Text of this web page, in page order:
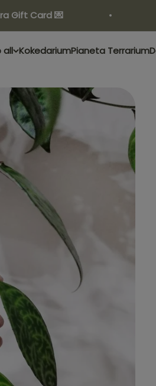
Card 💌
all KokedariumPianeta Terrarium